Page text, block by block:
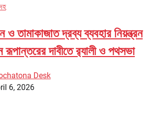
ও তামাকাজাত দ্রব্য ব্যবহার নিয়ন্ত্রন
দাবীতে র‌্যালী ও পথসভা
Desk
6, 2026